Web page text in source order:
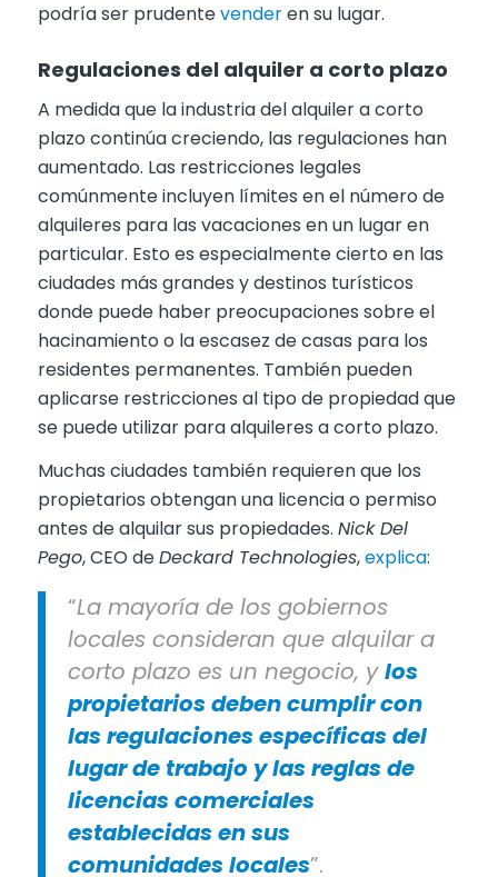
podría ser prudentevenderen su lugar.
Regulaciones del alquiler a corto plazo
A medida que la industria del alquiler a corto
plazo continúa creciendo, las regulaciones han
aumentado. Las restricciones legales
comúnmente incluyen límites en el número de
alquileres para las vacaciones en un lugar en
particular. Esto es especialmente cierto en las
ciudades más grandes y destinos turísticos
donde puede haber preocupaciones sobre el
hacinamiento o la escasez de casas para los
residentes permanentes. También pueden
aplicarse restricciones al tipo de propiedad que
se puede utilizar para alquileres a corto plazo.
Muchas ciudades también requieren que los
propietarios obtengan una licencia o permiso
antes de alquilar sus propiedades. Nick Del
Pego, CEO deDeckard Technologies,explica:
“La mayoría de los gobiernos
locales consideran que alquilar a
corto plazo es un negocio, ylos
propietarios deben cumplir con
las regulaciones específicas del
lugar de trabajo y las reglas de
licencias comerciales
establecidas en sus
comunidades locales”.